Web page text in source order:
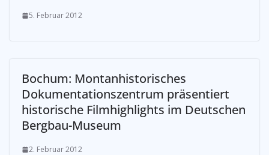
5. Februar 2012
Bochum: Montanhistorisches
Dokumentationszentrum präsentiert
historische Filmhighlights im Deutschen
Bergbau-Museum
2. Februar 2012